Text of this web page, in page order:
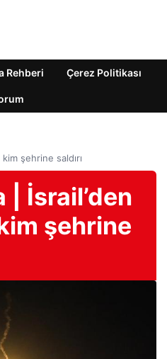
Rehberi Çerez Politikası
şehrine saldırı
| İsrail’den
şehrine